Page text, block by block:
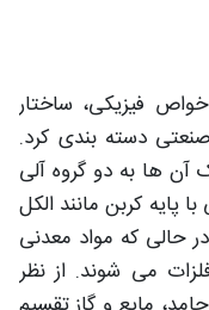
فیزیکی، ساختار
دسته‌ بندی کرد.
آن‌ ها به دو گروه آلی
پایه کربن مانند الکل‌
حالی که مواد معدنی
می‌ شوند. از نظر